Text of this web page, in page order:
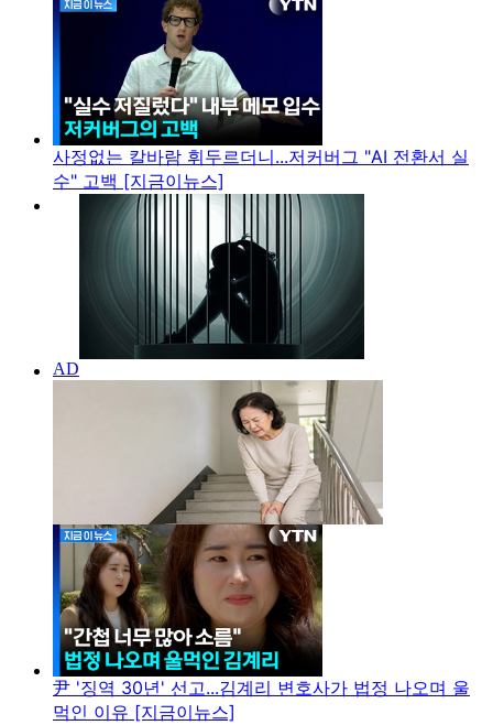
사정없는 칼바람 휘두르더니...저커버그 "AI 전환서 실
수" 고백 [지금이뉴스]
尹 '징역 30년' 선고...김계리 변호사가 법정 나오며 울
먹인 이유 [지금이뉴스]